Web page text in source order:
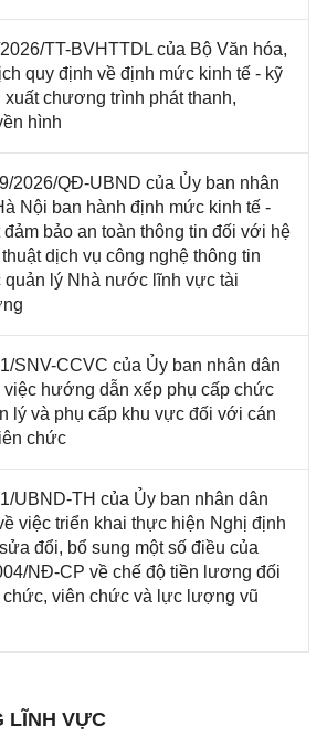
TT-BVHTTDL của Bộ Văn hóa,
quy định về định mức kinh tế - kỹ
xuất chương trình phát thanh,
hình
2026/QĐ-UBND của Ủy ban nhân
Nội ban hành định mức kinh tế -
đảm bảo an toàn thông tin đối với hệ
dịch vụ công nghệ thông tin
quản lý Nhà nước lĩnh vực tài
SNV-CCVC của Ủy ban nhân dân
hướng dẫn xếp phụ cấp chức
lý và phụ cấp khu vực đối với cán
chức
UBND-TH của Ủy ban nhân dân
việc triển khai thực hiện Nghị định
đổi, bổ sung một số điều của
NĐ-CP về chế độ tiền lương đối
viên chức và lực lượng vũ
LĨNH VỰC